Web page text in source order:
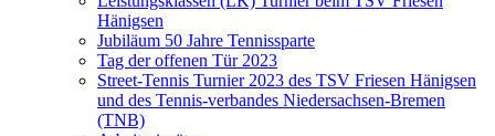
Hänigsen
Jubiläum 50 Jahre Tennissparte
Tag der offenen Tür 2023
Street-Tennis Turnier 2023 des TSV Friesen Hänigsen
und des Tennis-verbandes Niedersachsen-Bremen
(TNB)